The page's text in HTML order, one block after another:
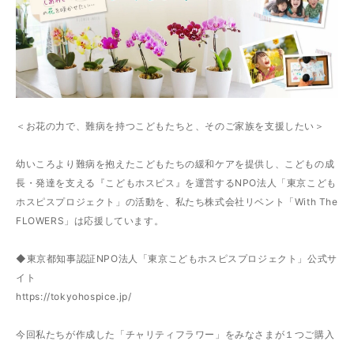
＜お花の力で、難病を持つこどもたちと、そのご家族を支援したい＞
幼いころより難病を抱えたこどもたちの緩和ケアを提供し、こどもの成
長・発達を支える『こどもホスピス』を運営するNPO法人「東京こども
ホスピスプロジェクト」の活動を、私たち株式会社リベント「With The
FLOWERS」は応援しています。
◆東京都知事認証NPO法人「東京こどもホスピスプロジェクト」公式サ
イト
https://tokyohospice.jp/
今回私たちが作成した「チャリティフラワー」をみなさまが１つご購入